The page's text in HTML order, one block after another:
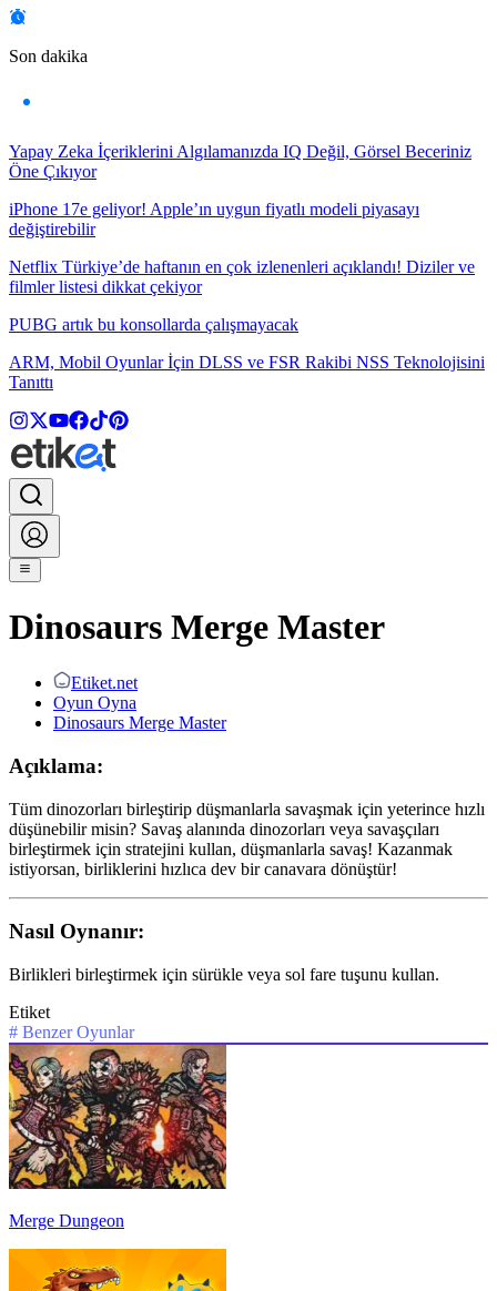
Son dakika
Yapay Zeka İçeriklerini Algılamanızda IQ Değil, Görsel Beceriniz
Öne Çıkıyor
iPhone 17e geliyor! Apple’ın uygun fiyatlı modeli piyasayı
değiştirebilir
Netflix Türkiye’de haftanın en çok izlenenleri açıklandı! Diziler ve
filmler listesi dikkat çekiyor
PUBG artık bu konsollarda çalışmayacak
ARM, Mobil Oyunlar İçin DLSS ve FSR Rakibi NSS Teknolojisini
Tanıttı
Dinosaurs Merge Master
Etiket.net
Oyun Oyna
Dinosaurs Merge Master
Açıklama:
Tüm dinozorları birleştirip düşmanlarla savaşmak için yeterince hızlı
düşünebilir misin? Savaş alanında dinozorları veya savaşçıları
birleştirmek için stratejini kullan, düşmanlarla savaş! Kazanmak
istiyorsan, birliklerini hızlıca dev bir canavara dönüştür!
Nasıl Oynanır:
Birlikleri birleştirmek için sürükle veya sol fare tuşunu kullan.
Etiket
# Benzer Oyunlar
Merge Dungeon